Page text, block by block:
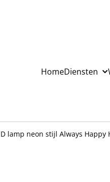
HomeDiensten
lamp neon stijl Always Happy